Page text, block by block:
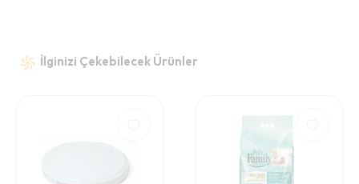
İlginizi Çekebilecek Ürünler